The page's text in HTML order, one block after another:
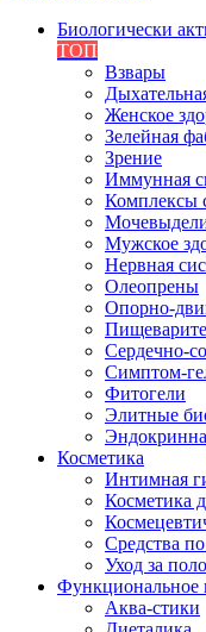
Биологически
ТОП
Взвары
Женское
Зелейная
Зрение
Иммунная
Комплексы
Мужское
Нервная
Олеопрены
Опорно-
Сердечно-
Симптом-
Фитогели
Элитные
Косметика
Интимная
Косметика
Средства
Уход за
Функциональное
Аква-стики